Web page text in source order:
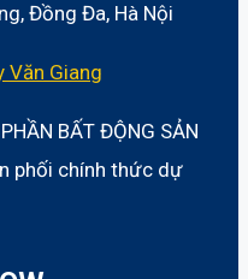
Đồng Đa, Hà Nội
Văn Giang
BẤT ĐỘNG SẢN
phối chính thức dự